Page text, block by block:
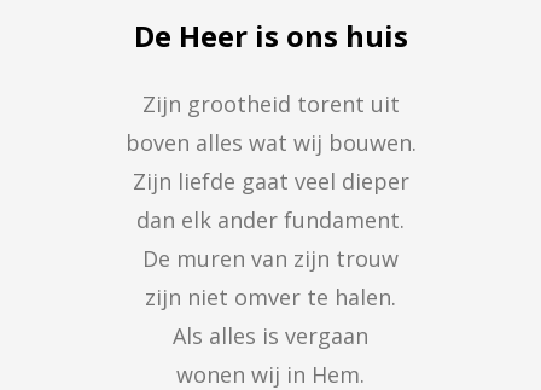
De Heer is ons huis
Zijn grootheid torent uit
boven alles wat wij bouwen.
Zijn liefde gaat veel dieper
dan elk ander fundament.
De muren van zijn trouw
zijn niet omver te halen.
Als alles is vergaan
wonen wij in Hem.